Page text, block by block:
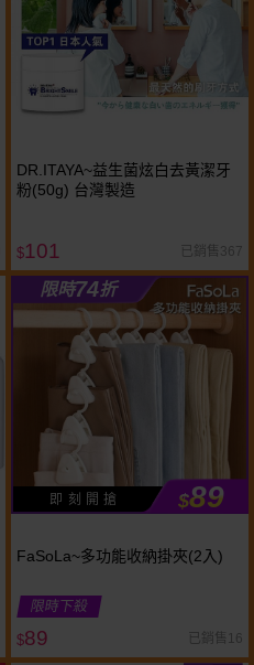
DR.ITAYA~益生菌炫白去黃潔牙
粉(50g) 台灣製造
$101 已銷售367
限時74折
即 刻 開 搶 $89
FaSoLa~多功能收納掛夾(2入)
限時下殺
$89 已銷售16